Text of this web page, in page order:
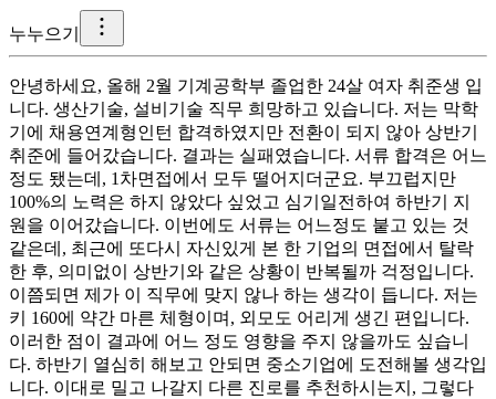
누누으기
안녕하세요, 올해 2월 기계공학부 졸업한 24살 여자 취준생 입
니다. 생산기술, 설비기술 직무 희망하고 있습니다. 저는 막학
기에 채용연계형인턴 합격하였지만 전환이 되지 않아 상반기
취준에 들어갔습니다. 결과는 실패였습니다. 서류 합격은 어느
정도 됐는데, 1차면접에서 모두 떨어지더군요. 부끄럽지만
100%의 노력은 하지 않았다 싶었고 심기일전하여 하반기 지
원을 이어갔습니다. 이번에도 서류는 어느정도 붙고 있는 것
같은데, 최근에 또다시 자신있게 본 한 기업의 면접에서 탈락
한 후, 의미없이 상반기와 같은 상황이 반복될까 걱정입니다.
이쯤되면 제가 이 직무에 맞지 않나 하는 생각이 듭니다. 저는
키 160에 약간 마른 체형이며, 외모도 어리게 생긴 편입니다.
이러한 점이 결과에 어느 정도 영향을 주지 않을까도 싶습니
다. 하반기 열심히 해보고 안되면 중소기업에 도전해볼 생각입
니다. 이대로 밀고 나갈지 다른 진로를 추천하시는지, 그렇다